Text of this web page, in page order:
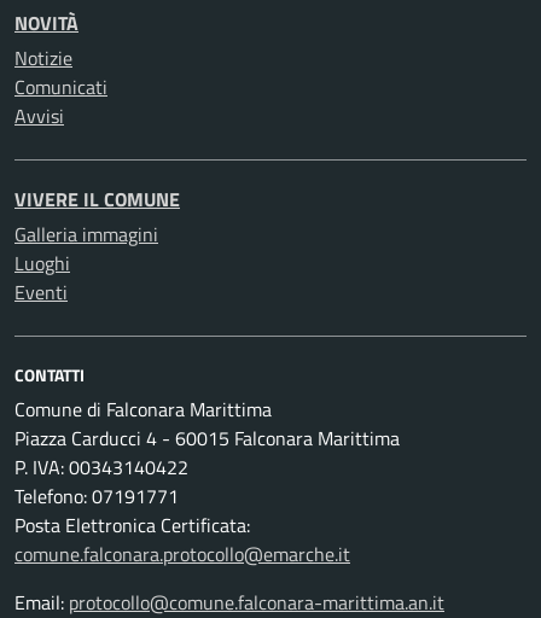
NOVITÀ
Notizie
Comunicati
Avvisi
VIVERE IL COMUNE
Galleria immagini
Luoghi
Eventi
CONTATTI
Comune di Falconara Marittima
Piazza Carducci 4 - 60015 Falconara Marittima
P. IVA: 00343140422
Telefono: 07191771
Posta Elettronica Certificata:
comune.falconara.protocollo@emarche.it
Email: protocollo@comune.falconara-marittima.an.it